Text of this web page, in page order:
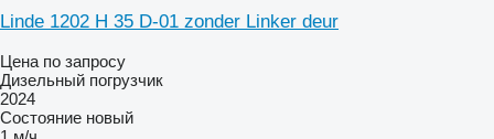
Linde 1202 H 35 D-01 zonder Linker deur
Цена по запросу
Дизельный погрузчик
2024
Состояние новый